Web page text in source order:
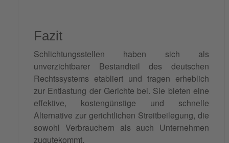
Fazit
Schlichtungsstellen haben sich als
unverzichtbarer Bestandteil des deutschen
Rechtssystems etabliert und tragen erheblich
zur Entlastung der Gerichte bei. Sie bieten eine
effektive, kostengünstige und schnelle
Alternative zur gerichtlichen Streitbeilegung, die
sowohl Verbrauchern als auch Unternehmen
zugutekommt.